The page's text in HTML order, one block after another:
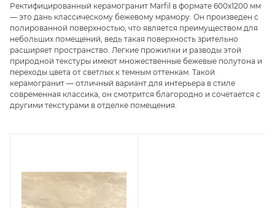
Ректифицированный керамогранит Marfil в формате 600х1200 мм
— это дань классическому бежевому мрамору. Он произведен с
полированной поверхностью, что является преимуществом для
небольших помещений, ведь такая поверхность зрительно
расширяет пространство. Легкие прожилки и разводы этой
природной текстуры имеют множественные бежевые полутона и
переходы цвета от светлых к темным оттенкам. Такой
керамогранит — отличный вариант для интерьера в стиле
современная классика, он смотрится благородно и сочетается с
другими текстурами в отделке помещения.